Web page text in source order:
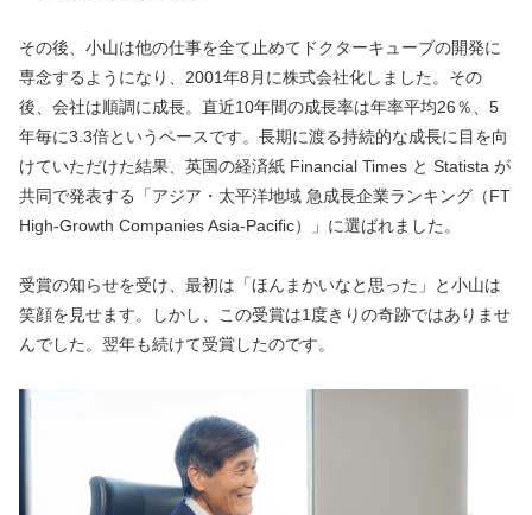
その後、小山は他の仕事を全て止めてドクターキューブの開発に
専念するようになり、2001年8月に株式会社化しました。その
後、会社は順調に成長。直近10年間の成長率は年率平均26％、5
年毎に3.3倍というペースです。長期に渡る持続的な成長に目を向
けていただけた結果、英国の経済紙 Financial Times と Statista が
共同で発表する「アジア・太平洋地域 急成長企業ランキング（FT
High-Growth Companies Asia-Pacific）」に選ばれました。
受賞の知らせを受け、最初は「ほんまかいなと思った」と小山は
笑顔を見せます。しかし、この受賞は1度きりの奇跡ではありませ
んでした。翌年も続けて受賞したのです。